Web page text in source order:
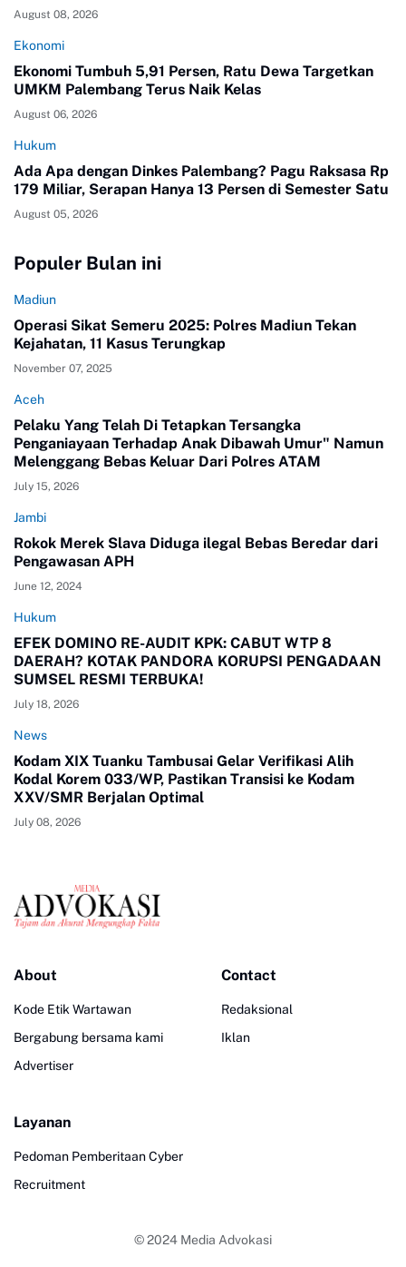
August 08, 2026
Ekonomi
Ekonomi Tumbuh 5,91 Persen, Ratu Dewa Targetkan
UMKM Palembang Terus Naik Kelas
August 06, 2026
Hukum
Ada Apa dengan Dinkes Palembang? Pagu Raksasa Rp
179 Miliar, Serapan Hanya 13 Persen di Semester Satu
August 05, 2026
Populer Bulan ini
Madiun
Operasi Sikat Semeru 2025: Polres Madiun Tekan
Kejahatan, 11 Kasus Terungkap
November 07, 2025
Aceh
Pelaku Yang Telah Di Tetapkan Tersangka
Penganiayaan Terhadap Anak Dibawah Umur" Namun
Melenggang Bebas Keluar Dari Polres ATAM
July 15, 2026
Jambi
Rokok Merek Slava Diduga ilegal Bebas Beredar dari
Pengawasan APH
June 12, 2024
Hukum
EFEK DOMINO RE-AUDIT KPK: CABUT WTP 8
DAERAH? KOTAK PANDORA KORUPSI PENGADAAN
SUMSEL RESMI TERBUKA!
July 18, 2026
News
Kodam XIX Tuanku Tambusai Gelar Verifikasi Alih
Kodal Korem 033/WP, Pastikan Transisi ke Kodam
XXV/SMR Berjalan Optimal
July 08, 2026
About
Kode Etik Wartawan
Bergabung bersama kami
Advertiser
Contact
Redaksional
Iklan
Layanan
Pedoman Pemberitaan Cyber
Recruitment
© 2024 Media Advokasi